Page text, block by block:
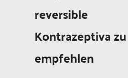
reversible
Kontrazeptiva zu
empfehlen